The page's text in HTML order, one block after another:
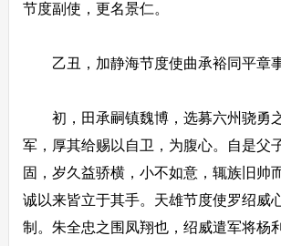
节度副使，更名景仁。
乙丑，加静海节度使曲承裕同平章事
初，田承嗣镇魏博，选募六州骁勇
军，厚其给赐以自卫，为腹心。自是父
固，岁久益骄横，小不如意，辄族旧帅
诚以来皆立于其手。天雄节度使罗绍威
制。朱全忠之围凤翔也，绍威遣军将杨